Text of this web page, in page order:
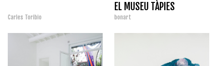
Carles Toribio
EL MUSEU TÀPIES
bonart